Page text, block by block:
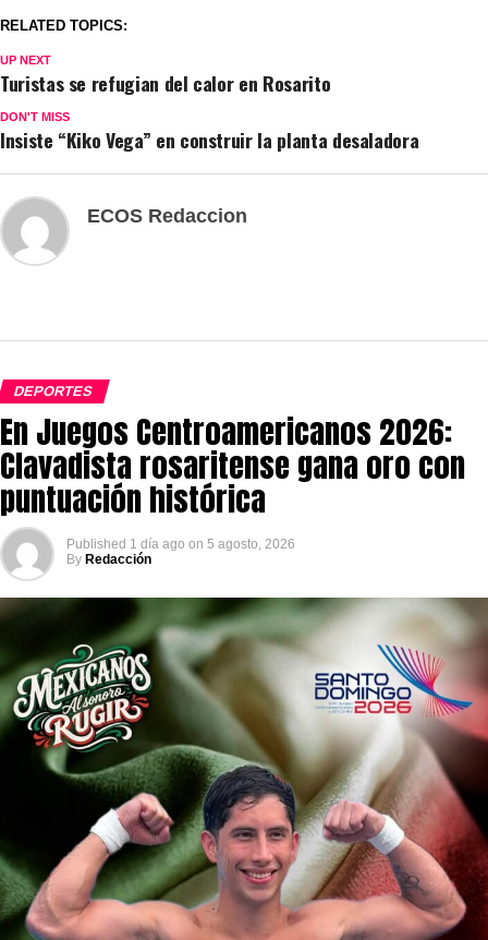
RELATED TOPICS:
UP NEXT
Turistas se refugian del calor en Rosarito
DON'T MISS
Insiste “Kiko Vega” en construir la planta desaladora
ECOS Redaccion
DEPORTES
En Juegos Centroamericanos 2026:
Clavadista rosaritense gana oro con
puntuación histórica
Published 1 día ago on 5 agosto, 2026
By Redacción